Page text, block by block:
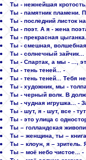
Ты - нежнейшая
Ты - памятник пламени.
Ты - последний листок
Ты - поэт. А я - жена
Ты - прекрасная
Ты - смешная,
Ты - солнечный зайчик...
Ты - Спартак, а мы - ...,
Ты - тень теней... -
Ты - тень теней... Тебя
Ты - художник, мы -
Ты - черный волк. В
Ты - чудная игрушка... -
Ты - шут, я - шут, все -
Ты - это улица с
Ты – голландская
Ты – женщина, ты –
Ты – клоун, я – зритель.
Ты – моё небо чистое... -